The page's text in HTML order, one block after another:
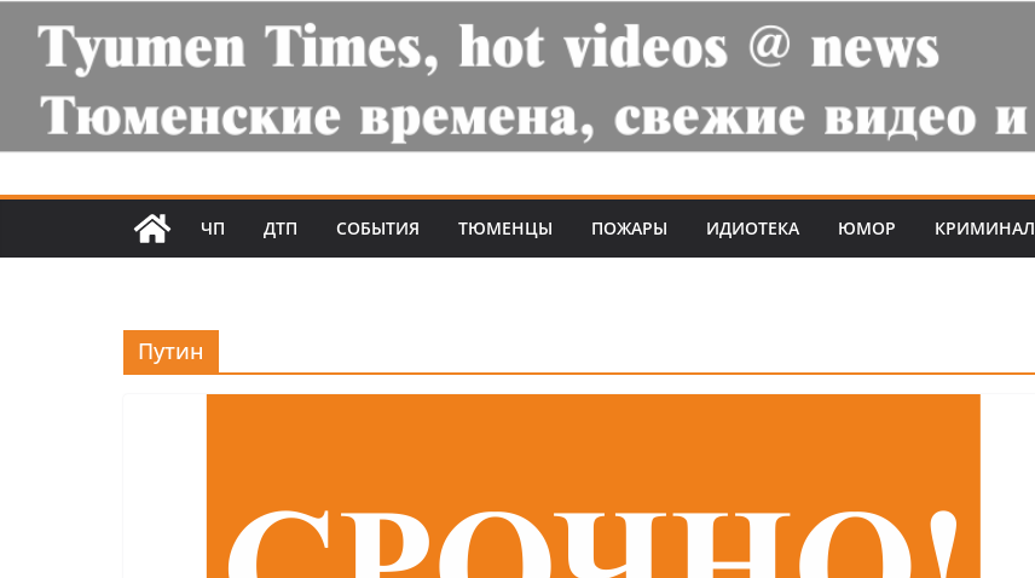
ЧП ДТП СОБЫТИЯ ТЮМЕНЦЫ ПОЖАРЫ ИДИОТЕКА ЮМОР КРИМИНАЛ
Путин